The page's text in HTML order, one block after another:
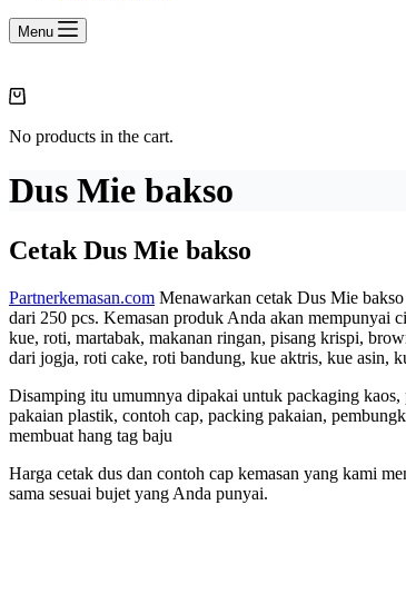
Menu
Shopping
No products in the cart.
Dus Mie bakso
Cetak Dus Mie bakso
Partnerkemasan.com Menawarkan cetak Dus Mie
dari 250 pcs. Kemasan produk Anda akan mempunyai
kue, roti, martabak, makanan ringan, pisang krispi,
dari jogja, roti cake, roti bandung, kue aktris, kue asin,
Disamping itu umumnya dipakai untuk packaging kaos,
pakaian plastik, contoh cap, packing pakaian,
membuat hang tag baju
Harga cetak dus dan contoh cap kemasan yang kami
sama sesuai bujet yang Anda punyai.